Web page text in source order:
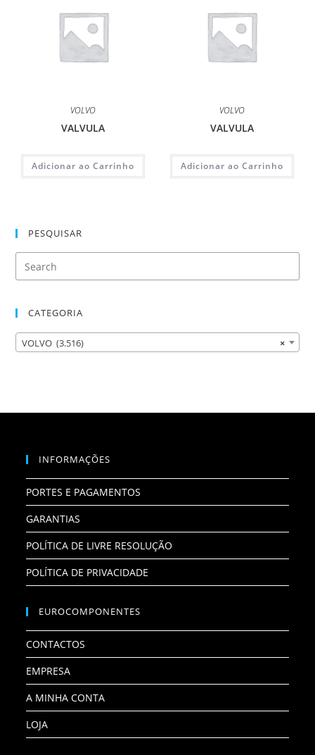
VOLVO
VALVULA
Adicionar ao Carrinho
VOLVO
VALVULA
Adicionar ao Carrinho
PESQUISAR
CATEGORIA
×
VOLVO (3.516)
INFORMAÇÕES
PORTES E PAGAMENTOS
GARANTIAS
POLÍTICA DE LIVRE RESOLUÇÃO
POLÍTICA DE PRIVACIDADE
EUROCOMPONENTES
CONTACTOS
EMPRESA
A MINHA CONTA
LOJA